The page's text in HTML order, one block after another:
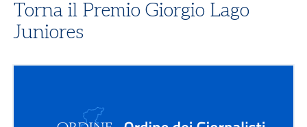
Torna il Premio Giorgio Lago
Juniores